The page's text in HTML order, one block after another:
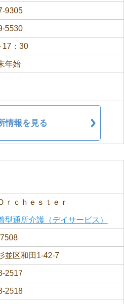
9305
5530
17：30
年始
情報を見る
ｒｃｈｅｓｔｅｒ
型通所介護（デイサービス）
並区和田1-42-7
2517
2518